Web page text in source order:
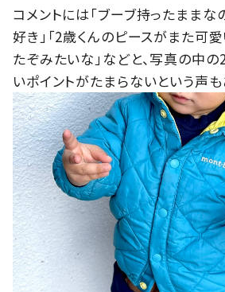
コメントには「ブーブ持ったままな
好き」「2歳くんのピースがまた可
たぞみたいな」などと、写真の中
いポイントがたまらないという声も